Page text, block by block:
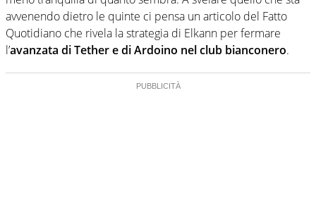
avvenendo dietro le quinte ci pensa un articolo del Fatto
Quotidiano che rivela la strategia di Elkann per fermare
l’avanzata di Tether e di Ardoino nel club bianconero.